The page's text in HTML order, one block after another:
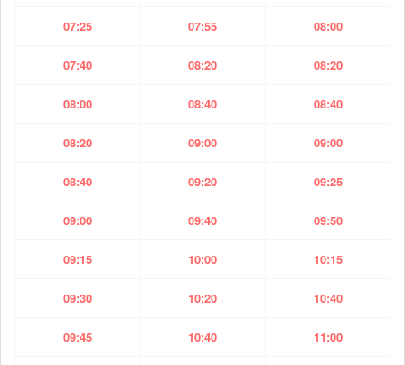
07:25 07:55 08:00
07:40 08:20 08:20
08:00 08:40 08:40
08:20 09:00 09:00
08:40 09:20 09:25
09:00 09:40 09:50
09:15 10:00 10:15
09:30 10:20 10:40
09:45 10:40 11:00